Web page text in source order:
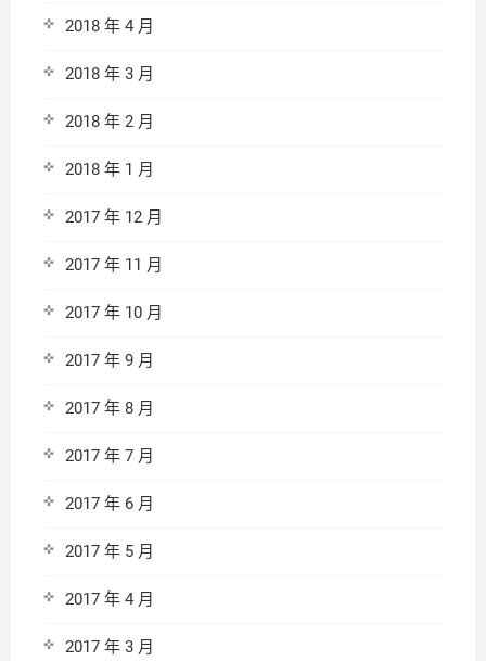
2018 年 4 月
2018 年 3 月
2018 年 2 月
2018 年 1 月
2017 年 12 月
2017 年 11 月
2017 年 10 月
2017 年 9 月
2017 年 8 月
2017 年 7 月
2017 年 6 月
2017 年 5 月
2017 年 4 月
2017 年 3 月